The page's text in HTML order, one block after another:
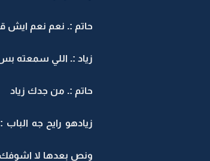
حاتم :. نعم نعم ايش
زياد :. اللي سمعته بس
حاتم :. من جدك زياد
ونص بعدها لا اشوفك